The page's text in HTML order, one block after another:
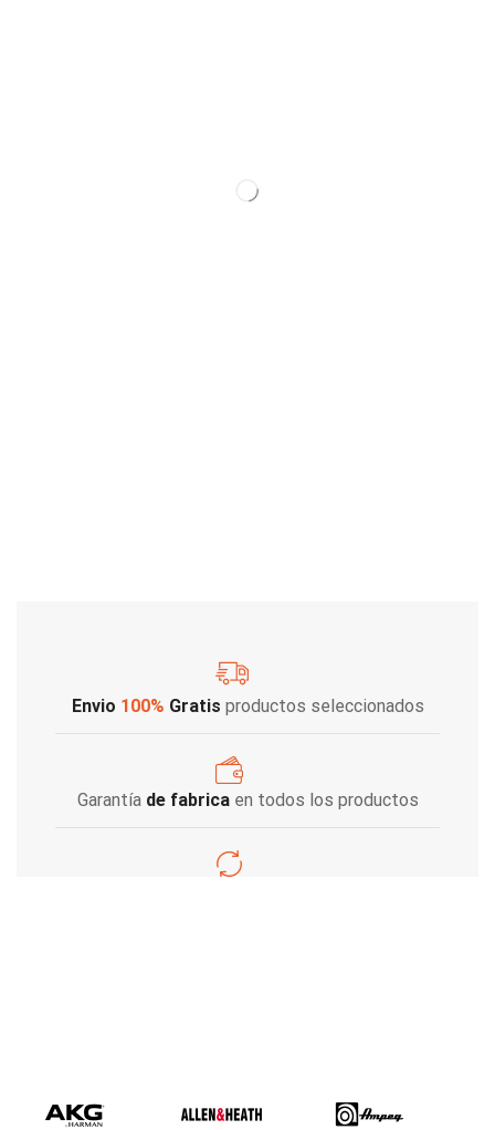
Envio 100% Gratis productos seleccionados
Garantía de fabricaen todos los productos